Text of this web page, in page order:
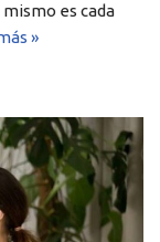
es cada
»